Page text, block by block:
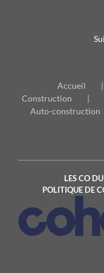
Accueil
Construction
Auto-construction
LES CO
POLITIQUE DE